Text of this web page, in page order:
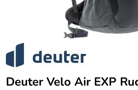
Deuter Velo Air EXP